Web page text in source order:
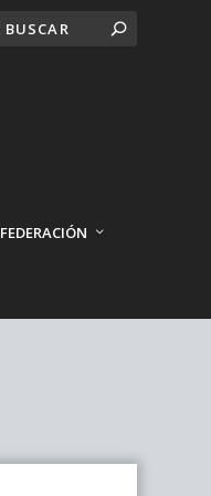
FEDERACIÓN